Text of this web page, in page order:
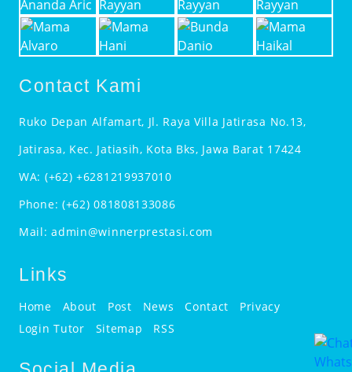
Contact Kami
Ruko Depan Alfamart, Jl. Raya Villa Jatirasa No.13,
Jatirasa, Kec. Jatiasih, Kota Bks, Jawa Barat 17424
WA: (+62) +6281219937010
Phone: (+62) 081808133086
Mail:admin@winnerprestasi.com
Links
Home About Post News Contact
Privacy
Login Tutor
Sitemap RSS